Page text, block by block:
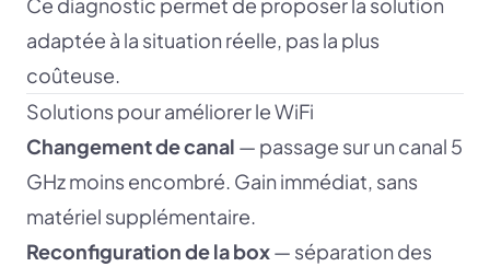
adaptée à la situation réelle, pas la plus
coûteuse.
Solutions pour améliorer le WiFi
Changement de canal — passage sur un canal 5
GHz moins encombré. Gain immédiat, sans
matériel supplémentaire.
Reconfiguration de la box— séparation des